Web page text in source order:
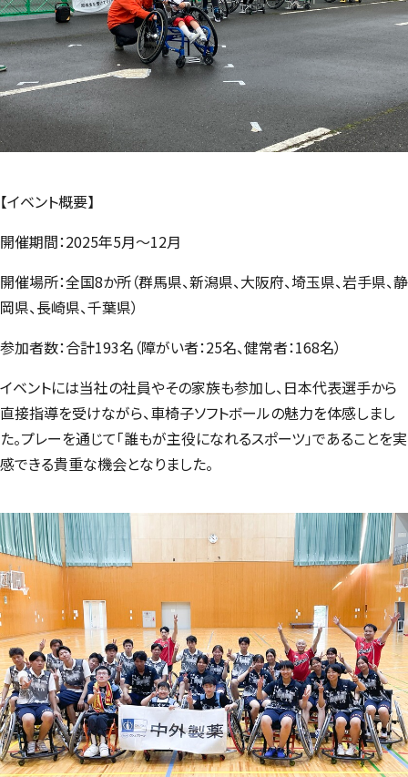
【イベント概要】
開催期間：2025年5月～12月
開催場所：全国8か所（群馬県、新潟県、大阪府、埼玉県、岩手県、静
岡県、長崎県、千葉県）
参加者数：合計193名（障がい者：25名、健常者：168名）
イベントには当社の社員やその家族も参加し、日本代表選手から
直接指導を受けながら、車椅子ソフトボールの魅力を体感しまし
た。プレーを通じて「誰もが主役になれるスポーツ」であることを実
感できる貴重な機会となりました。